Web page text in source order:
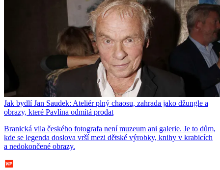
Jak bydlí Jan Saudek: Ateliér plný chaosu, zahrada jako džungle a
obrazy, které Pavlína odmítá prodat
Branická vila českého fotografa není muzeum ani galerie. Je to dům,
kde se legenda doslova vrší mezi dětské výrobky, knihy v krabicích
a nedokončené obrazy.